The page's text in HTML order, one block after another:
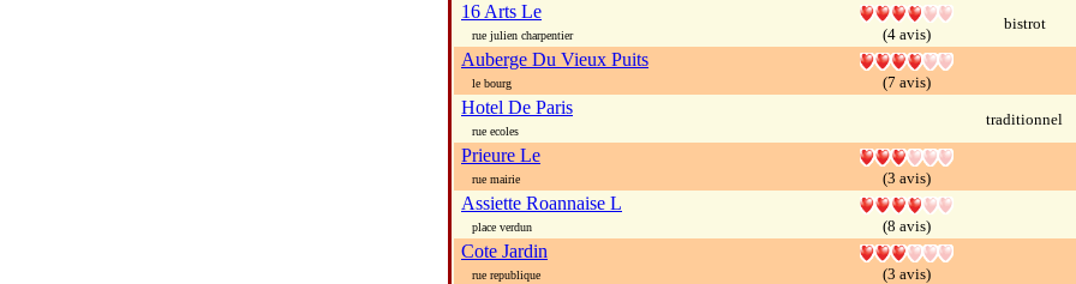
16 Arts Le
rue julien charpentier (4 avis)
bistrot
Auberge Du Vieux Puits
le bourg (7 avis)
Hotel De Paris
rue ecoles
traditionnel
Prieure Le
rue mairie (3 avis)
Assiette Roannaise L
place verdun (8 avis)
Cote Jardin
rue republique (3 avis)